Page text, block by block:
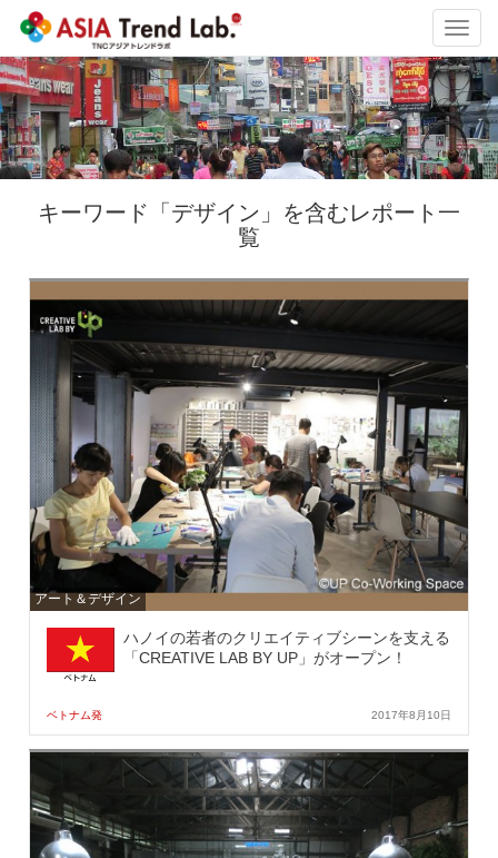
キーワード「デザイン」を含むレポート一
覧
アート＆デザイン
ハノイの若者のクリエイティブシーンを支える
「CREATIVE LAB BY UP」がオープン！
ベトナム発 2017年8月10日